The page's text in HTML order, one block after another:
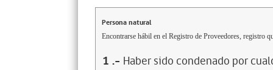
Persona natural
Encontrarse hábil en el Registro de Proveedores, registro
1 .- Haber sido condenado por